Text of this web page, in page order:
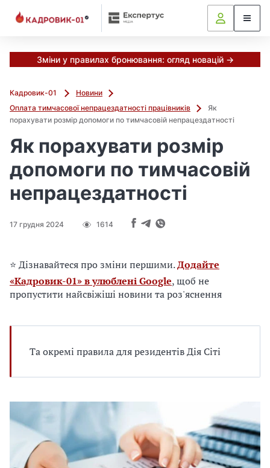
Зміни у правилах бронювання: огляд новацій →
Кадровик-01
Новини
Оплата тимчасової непрацездатності працівників
Як
порахувати розмір допомоги по тимчасовій непрацездатності
Як порахувати розмір
допомоги по тимчасовій
непрацездатності
17 грудня 2024 1614
⭐ Дізнавайтеся про зміни першими.Додайте
«Кадровик-01» в улюблені Google, щоб не
пропустити найсвіжіші новини та роз'яснення
Та окремі правила для резидентів Дія Сіті